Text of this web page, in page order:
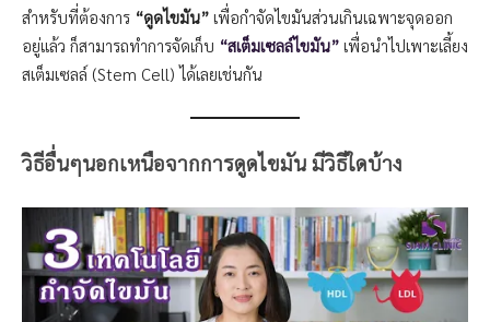
สำหรับที่ต้องการ “ดูดไขมัน” เพื่อกำจัดไขมันส่วนเกินเฉพาะจุดออก
อยู่แล้ว ก็สามารถทำการจัดเก็บ “สเต็มเซลล์ไขมัน” เพื่อนำไปเพาะเลี้ยง
สเต็มเซลล์ (Stem Cell) ได้เลยเช่นกัน
วิธีอื่นๆนอกเหนือจากการดูดไขมัน มีวิธีใดบ้าง